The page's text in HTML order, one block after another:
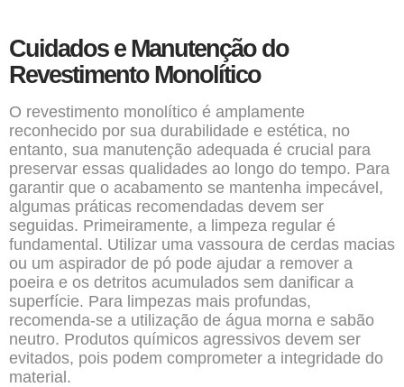
Cuidados e Manutenção do
Revestimento Monolítico
O revestimento monolítico é amplamente
reconhecido por sua durabilidade e estética, no
entanto, sua manutenção adequada é crucial para
preservar essas qualidades ao longo do tempo. Para
garantir que o acabamento se mantenha impecável,
algumas práticas recomendadas devem ser
seguidas. Primeiramente, a limpeza regular é
fundamental. Utilizar uma vassoura de cerdas macias
ou um aspirador de pó pode ajudar a remover a
poeira e os detritos acumulados sem danificar a
superfície. Para limpezas mais profundas,
recomenda-se a utilização de água morna e sabão
neutro. Produtos químicos agressivos devem ser
evitados, pois podem comprometer a integridade do
material.